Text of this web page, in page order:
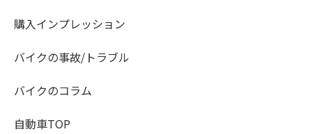
購入インプレッション
バイクの事故/トラブル
バイクのコラム
自動車TOP